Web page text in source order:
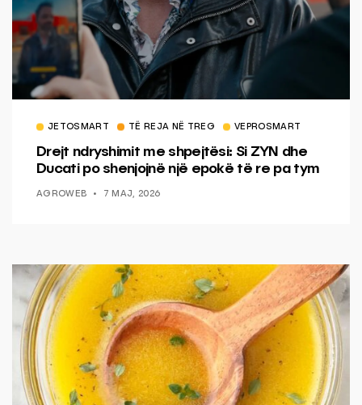
JETOSMART TË REJA NË TREG VEPROSMART
Drejt ndryshimit me shpejtësi: Si ZYN dhe
Ducati po shenjojnë një epokë të re pa tym
AGROWEB 7 MAJ, 2026